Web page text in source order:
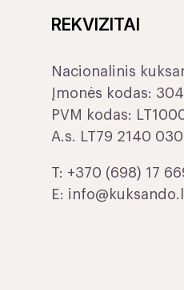
REKVIZITAI
Nacionalinis
Įmonės kodas:
PVM kodas:
A.s. LT79 2140
T: +370 (698) 17
E: